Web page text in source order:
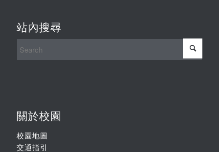
站內搜尋
關於校園
校園地圖
交通指引